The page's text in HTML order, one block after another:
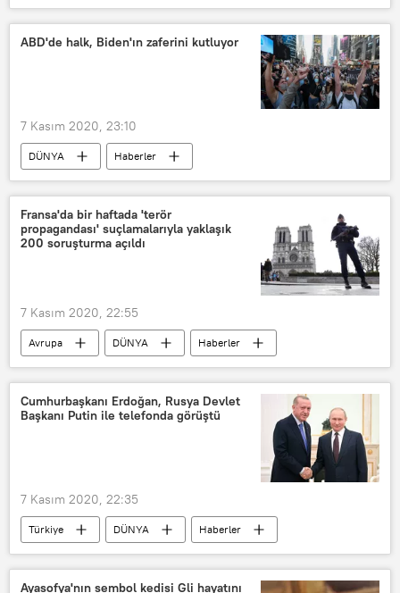
TÜRKİYE
ABD
ABD 2020 Başkanlık seçimleri
CHP
ABD'de halk, Biden'ın zaferini kutluyor
7 Kasım 2020, 23:10
DÜNYA
Haberler
2020 ABD seçimleri
2020 ABD seçimleri haberleri
Joe Biden
Fransa'da bir haftada 'terör
propagandası' suçlamalarıyla yaklaşık
200 soruşturma açıldı
7 Kasım 2020, 22:55
Avrupa DÜNYA
Haberler
Fransa
Samuel Paty
Terör propagandası
Soruşturma
Cumhurbaşkanı Erdoğan, Rusya Devlet
Başkanı Putin ile telefonda görüştü
7 Kasım 2020, 22:35
Türkiye DÜNYA
Haberler
Dağlık Karabağ krizi
TÜRKİYE
Rusya
Recep Tayyip Erdoğan
Ayasofya'nın sembol kedisi Gli hayatını